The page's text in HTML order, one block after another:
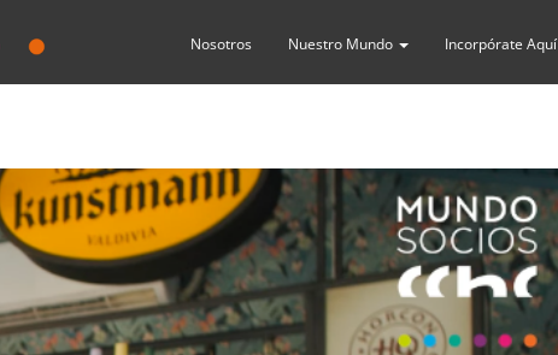
Nosotros Nuestro Mundo Incorpórate Aquí